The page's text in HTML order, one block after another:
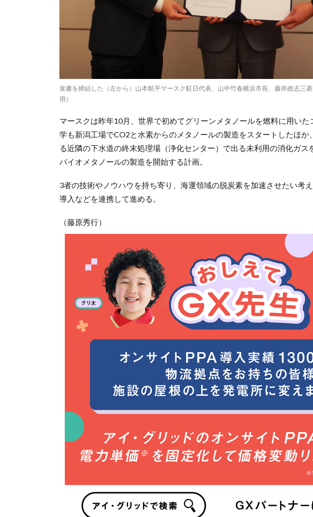
覚書を締結した（左から）山本航平マースク駐日代表、山中竹春横浜市長、藤井政志三
用）
マースクは昨年10月、世界で初めてグリーンメタノールを燃料に用い
学も新潟工場でCO2と水素からのメタノールの製造をスタートしたほか
る近隣の下水道の終末処理場（浄化センター）で出る未利用の消化ガス
バイオメタノールの製造を開始する計画。
3者の技術やノウハウを持ち寄り、海運領域の脱炭素を加速させたい考
導入などを連携して進める。
（藤原秀行）